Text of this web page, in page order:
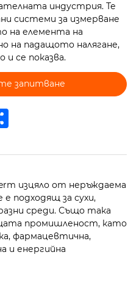
индустрия. Те
системи за измерване
на елемента на
на падащото налягане,
и се показва.
запитване
изцяло от неръждаема
е подходящ за сухи,
среди. Също така
промишленост, като
фармацевтична,
и енергийна